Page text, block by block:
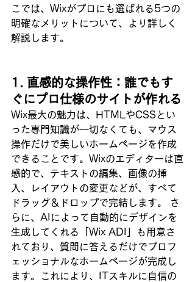
こでは、Wixがプロにも選ばれる5つの
明確なメリットについて、より詳しく
解説します。
1. 直感的な操作性：誰でもす
ぐにプロ仕様のサイトが作れる
Wix最大の魅力は、HTMLやCSSとい
った専門知識が一切なくても、マウス
操作だけで美しいホームページを作成
できることです。Wixのエディターは直
感的で、テキストの編集、画像の挿
入、レイアウトの変更などが、すべて
ドラッグ＆ドロップで完結します。 さ
らに、AIによって自動的にデザインを
生成してくれる「Wix ADI」も用意さ
れており、質問に答えるだけでプロフ
ェッショナルなホームページが完成し
ます。これにより、ITスキルに自信の